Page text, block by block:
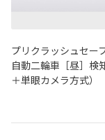
プリクラッシュセー
自動二輪車［昼］検
＋単眼カメラ方式）